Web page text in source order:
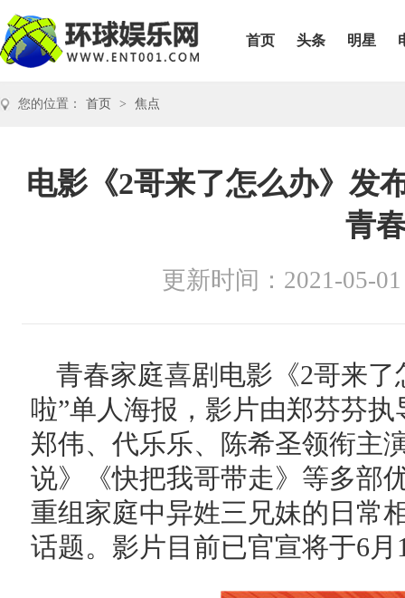
首页 头条 明星
您的位置： 首页 > 焦点
电影《2哥来了怎么办》发
青
更新时间：2021-05-01
青春家庭喜剧电影《2哥来
啦”单人海报，影片由郑芬芬
郑伟、代乐乐、陈希圣领衔主
说》《快把我哥带走》等多部
重组家庭中异姓三兄妹的日常
话题。影片目前已官宣将于6